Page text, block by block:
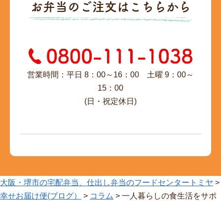
お弁当のご注文はこちらから
営業時間：平日 8：00～16：00 土曜 9：00～
15：00
(日・祝定休日)
大阪・堺市の宅配弁当、仕出し弁当のフードセンタートミヤ >
幸せお届け便(ブログ）
> コラム > 一人暮らしの食生活をサポ